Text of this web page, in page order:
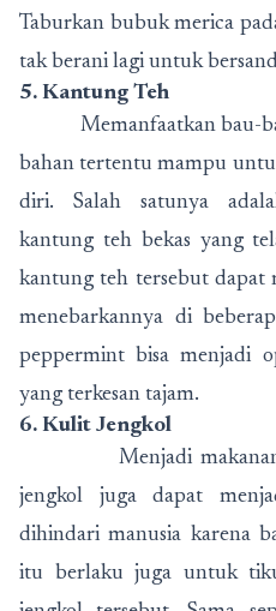
Taburkan bubuk merica
tak berani lagi untuk
5. Kantung Teh
Memanfaatkan bau-bau
bahan tertentu mampu
diri. Salah satunya
kantung teh bekas yang
kantung teh tersebut dapat
menebarkannya di
peppermint bisa menjadi
yang terkesan tajam.
6. Kulit Jengkol
Menjadi makanan
jengkol juga dapat
dihindari manusia karena
itu berlaku juga untuk